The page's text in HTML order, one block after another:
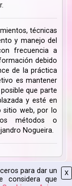
X
para dar un
considera que
técnicas
y manejo del
frecuencia a
debido
de la práctica
es mantener
que parte
y esté en
sitio web, por lo
métodos o
Nogueira.
2026 CPyESAP